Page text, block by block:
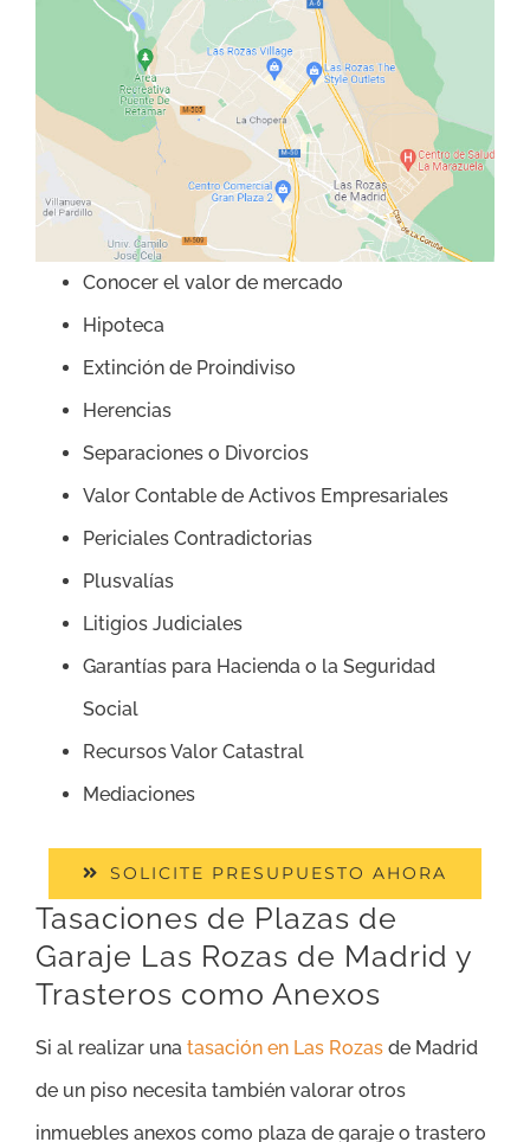
Conocer el valor de mercado
Hipoteca
Extinción de Proindiviso
Herencias
Separaciones o Divorcios
Valor Contable de Activos Empresariales
Periciales Contradictorias
Plusvalías
Litigios Judiciales
Garantías para Hacienda o la Seguridad
Social
Recursos Valor Catastral
Mediaciones
SOLICITE PRESUPUESTO AHORA
Tasaciones de Plazas de
Garaje Las Rozas de Madrid y
Trasteros como Anexos
Si al realizar una tasación en Las Rozas de Madrid
de un piso necesita también valorar otros
inmuebles anexos como plaza de garaje o trastero